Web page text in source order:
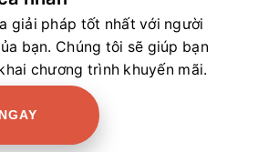
giải pháp tốt nhất với người
bạn. Chúng tôi sẽ giúp bạn
chương trình khuyến mãi.